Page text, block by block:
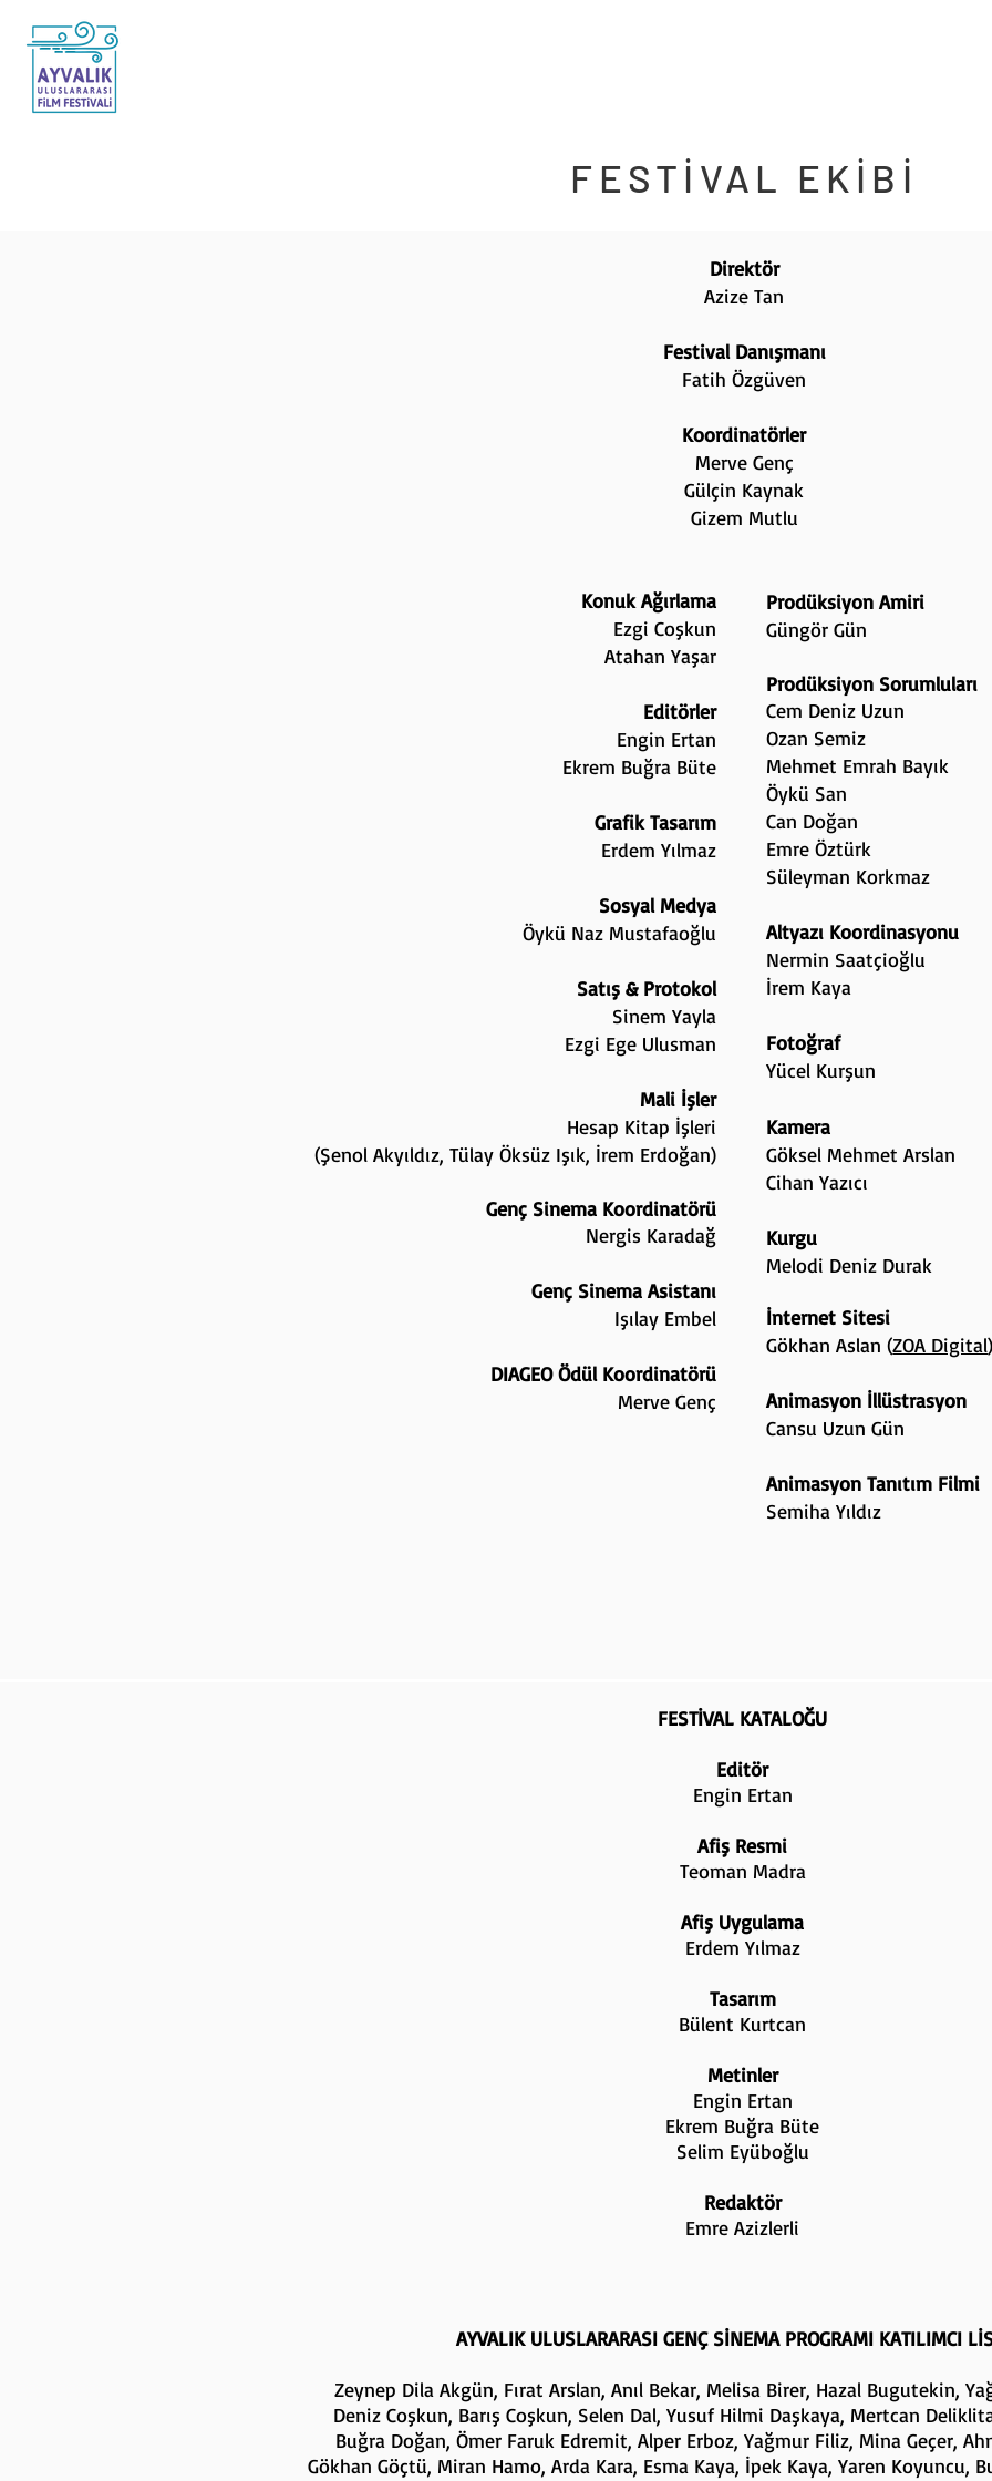
FESTİVAL EKİBİ
Direktör
Azize Tan
Festival Danışmanı
Fatih Özgüven
Koordinatörler
Merve Genç
Gülçin Kaynak
Gizem Mutlu
Konuk Ağırlama
Ezgi Coşkun
Atahan Yaşar
Editörler
Engin Ertan
Ekrem Buğra Büte
Grafik Tasarım
Erdem Yılmaz
Sosyal Medya
Öykü Naz Mustafaoğlu
Satış & Protokol
Sinem Yayla
Ezgi Ege Ulusman
Mali İşler
Hesap Kitap İşleri
(Şenol Akyıldız, Tülay Öksüz Işık, İrem Erdoğan)
Genç Sinema Koordinatörü
Nergis Karadağ
Genç Sinema Asistanı
Işılay Embel
DIAGEO Ödül Koordinatörü
Merve Genç
Prodüksiyon Amiri
Güngör Gün
Prodüksiyon Sorumluları
Cem Deniz Uzun
Ozan Semiz
Mehmet Emrah Bayık
Öykü San
Can Doğan
Emre Öztürk
Süleyman Korkmaz
Altyazı Koordinasyonu
Nermin Saatçioğlu
İrem Kaya
Fotoğraf
Yücel Kurşun
Kamera
Göksel Mehmet Arslan
Cihan Yazıcı
Kurgu
Melodi Deniz Durak
İnternet Sitesi
Gökhan Aslan (ZOA Digital
Animasyon İllüstrasyon
Cansu Uzun Gün
Animasyon Tanıtım Filmi
Semiha Yıldız
FESTİVAL KATALOĞU
Editör
Engin Ertan
Afiş Resmi
Teoman Madra
Afiş Uygulama
Erdem Yılmaz
Tasarım
Bülent Kurtcan
Metinler
Engin Ertan
Ekrem Buğra Büte
Selim Eyüboğlu
Redaktör
Emre Azizlerli
AYVALIK ULUSLARARASI GENÇ SİNEMA PROGRAMI KATILIMCI
Zeynep Dila Akgün, Fırat Arslan, Anıl Bekar, Melisa Birer, Hazal Bugutekin,
Deniz Coşkun, Barış Coşkun, Selen Dal, Yusuf Hilmi Daşkaya, Mertcan
Buğra Doğan, Ömer Faruk Edremit, Alper Erboz, Yağmur Filiz, Mina Geçer,
Gökhan Göçtü, Miran Hamo, Arda Kara, Esma Kaya, İpek Kaya, Yaren Koyuncu,